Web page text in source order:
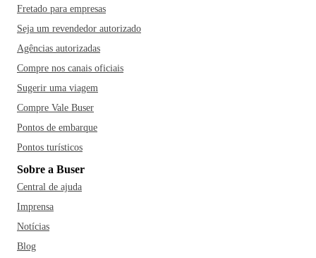
Fretado para empresas
Seja um revendedor autorizado
Agências autorizadas
Compre nos canais oficiais
Sugerir uma viagem
Compre Vale Buser
Pontos de embarque
Pontos turísticos
Sobre a Buser
Central de ajuda
Imprensa
Notícias
Blog